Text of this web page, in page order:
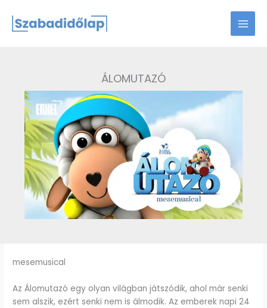
content
ÁLOMUTAZÓ
mesemusical
Az Álomutazó egy olyan világban játszódik, ahol már senki
sem alszik, ezért senki nem is álmodik. Az emberek napi 24